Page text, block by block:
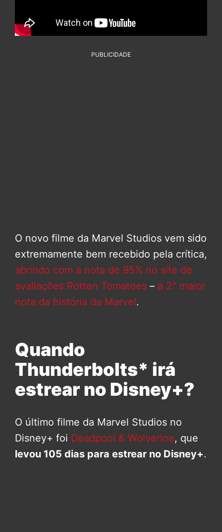
PUBLICIDADE
O novo filme da Marvel Studios vem sido
extremamente bem recebido pela crítica,
abrindo com a nota de 95% no site de
avaliações Rotten Tomatoes – a 2° maior
nota da história da Marvel.
Quando
Thunderbolts* irá
estrear no Disney+?
O último filme da Marvel Studios no
Disney+ foi Deadpool & Wolverine, que
levou 105 dias para estrear no Disney+.